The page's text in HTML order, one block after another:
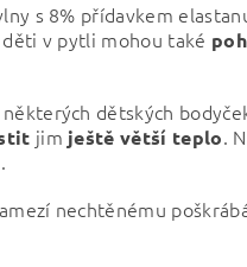
s 8% přídavkem
v pytli mohou také
dětských
jim ještě větší teplo.
nechtěnému